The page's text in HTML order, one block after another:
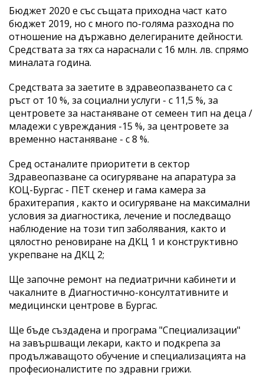
Бюджет 2020 е със същата приходна част като
бюджет 2019, но с много по-голяма разходна по
отношение на държавно делегираните дейности.
Средствата за тях са нараснали с 16 млн. лв. спрямо
миналата година.
Средствата за заетите в здравеопазването са с
ръст от 10 %, за социални услуги - с 11,5 %, за
центровете за настаняване от семеен тип на деца /
младежи с увреждания -15 %, за центровете за
временно настаняване - с 8 %.
Сред останалите приоритети в сектор
Здравеопазване са осигуряване на апаратура за
КОЦ-Бургас - ПЕТ скенер и гама камера за
брахитерапия , както и осигуряване на максимални
условия за диагностика, лечение и последващо
наблюдение на този тип заболявания, както и
цялостно реновиране на ДКЦ 1 и конструктивно
укрепване на ДКЦ 2;
Ще започне ремонт на педиатрични кабинети и
чакалните в Диагностично-консултативните и
медицински центрове в Бургас.
Ще бъде създадена и програма "Специализации"
на завършващи лекари, както и подкрепа за
продължаващото обучение и специализацията на
професионалистите по здравни грижи.